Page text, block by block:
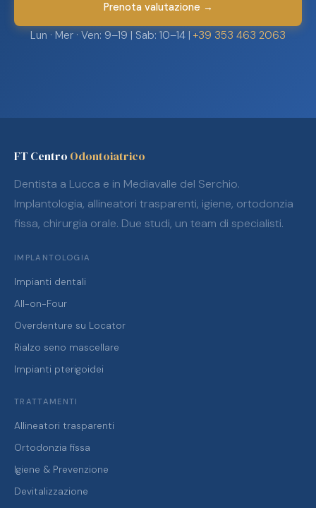
Prenota valutazione →
Lun · Mer · Ven: 9–19 | Sab: 10–14 | +39 353 463 2063
FT Centro Odontoiatrico
Dentista a Lucca e in Mediavalle del Serchio.
Implantologia, allineatori trasparenti, igiene, ortodonzia
fissa, chirurgia orale. Due studi, un team di specialisti.
IMPLANTOLOGIA
Impianti dentali
All-on-Four
Overdenture su Locator
Rialzo seno mascellare
Impianti pterigoidei
TRATTAMENTI
Allineatori trasparenti
Ortodonzia fissa
Igiene & Prevenzione
Devitalizzazione